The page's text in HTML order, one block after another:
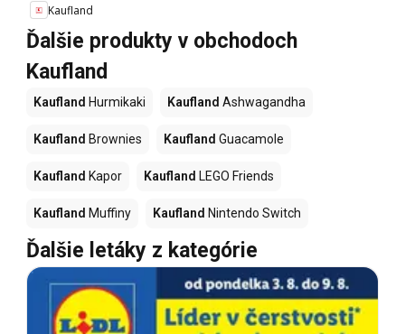
Kaufland
Ďalšie produkty v obchodoch
Kaufland
Kaufland Hurmikaki Kaufland Ashwagandha
Kaufland Brownies Kaufland Guacamole
Kaufland Kapor Kaufland LEGO Friends
Kaufland Muffiny Kaufland Nintendo Switch
Ďalšie letáky z kategórie